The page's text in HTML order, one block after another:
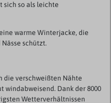
sich so als leichte
warme Winterjacke, die
schützt.
die verschweißten Nähte
windabweisend. Dank der 8000
Wetterverhältnissen